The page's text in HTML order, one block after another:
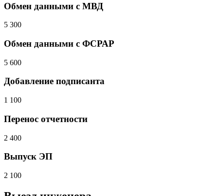
Обмен данными с МВД
5 300
Обмен данными с ФСРАР
5 600
Добавление подписанта
1 100
Перенос отчетности
2 400
Выпуск ЭП
2 100